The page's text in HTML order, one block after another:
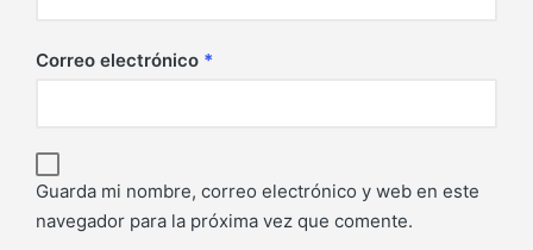
Correo electrónico *
Guarda mi nombre, correo electrónico y web en este
navegador para la próxima vez que comente.